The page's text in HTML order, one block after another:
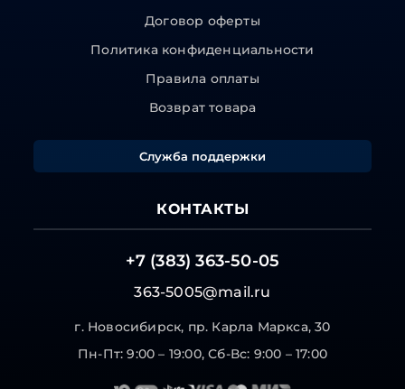
Договор оферты
Политика конфиденциальности
Правила оплаты
Возврат товара
Служба поддержки
КОНТАКТЫ
+7 (383) 363-50-05
363-5005@mail.ru
г. Новосибирск, пр. Карла Маркса, 30
Пн-Пт: 9:00 – 19:00, Сб-Вс: 9:00 – 17:00